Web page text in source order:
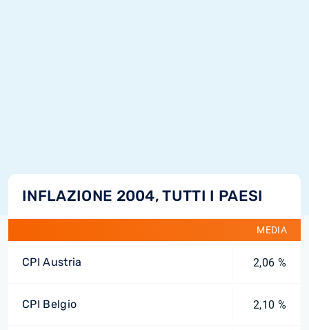
INFLAZIONE 2004, TUTTI I PAESI
MEDIA
CPI Austria 2,06 %
CPI Belgio 2,10 %